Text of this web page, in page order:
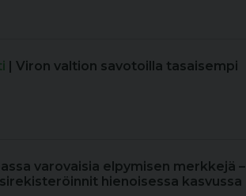
| Viron valtion savotoilla tasaisempi
varovaisia elpymisen merkkejä –
hienoisessa kasvussa